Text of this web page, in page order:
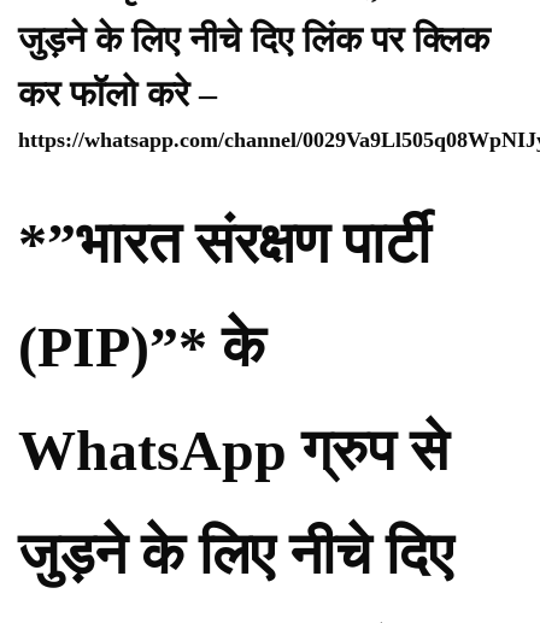
जुड़ने के लिए नीचे दिए लिंक पर क्लिक
कर फॉलो करे –
https://whatsapp.com/channel/
*”भारत संरक्षण पार्टी
(PIP)”* के
WhatsApp ग्रुप से
जुड़ने के लिए नीचे दिए